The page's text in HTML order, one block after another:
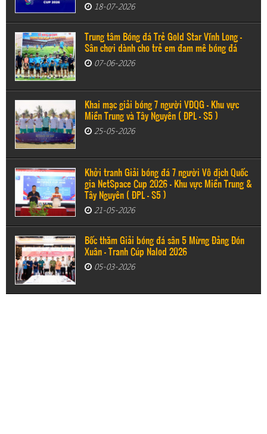
18-07-2026
Trung tâm Bóng đá Trẻ Gold Star Vĩnh Long -
Sân chơi dành cho trẻ em đam mê bóng đá
07-06-2026
Khai mạc giải bóng 7 người VĐQG - Khu vực
Miền Trung và Tây Nguyên ( ĐPL - S5 )
25-05-2026
Khởi tranh Giải bóng đá 7 người Vô địch Quốc
gia NetSpace Cup 2026 – Khu vực Miền Trung &
Tây Nguyên ( ĐPL - S5 )
21-05-2026
Bốc thăm Giải bóng đá sân 5 Mừng Đảng Đón
Xuân - Tranh Cúp Nalod 2026
05-03-2026